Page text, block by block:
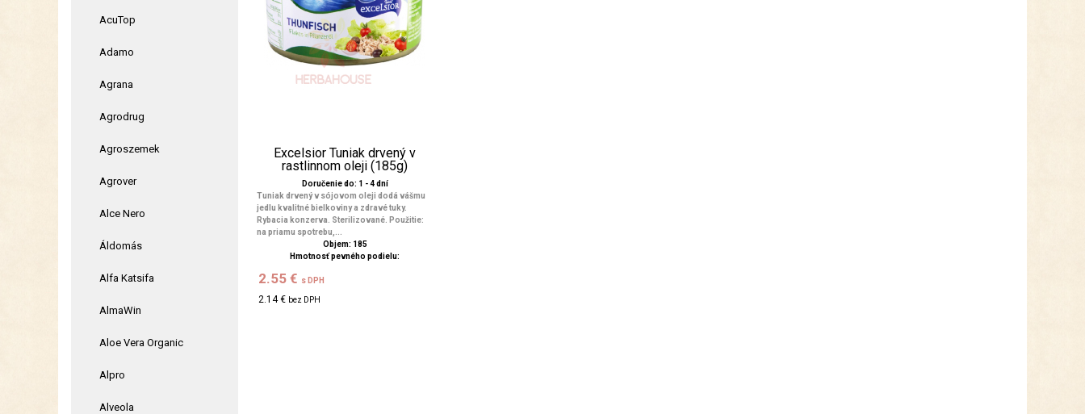
AcuTop
Adamo
Agrana
Agrodrug
Agroszemek
Agrover
Alce Nero
Áldomás
Alfa Katsifa
AlmaWin
Aloe Vera Organic
Alpro
Alveola
Excelsior Tuniak drvený v
rastlinnom oleji (185g)
Doručenie do: 1 - 4 dní
Tuniak drvený v sójovom oleji dodá vášmu
jedlu kvalitné bielkoviny a zdravé tuky.
Rybacia konzerva. Sterilizované. Použitie:
na priamu spotrebu,...
Objem: 185
Hmotnosť pevného podielu:
2.55 € s DPH
2.14 € bez DPH